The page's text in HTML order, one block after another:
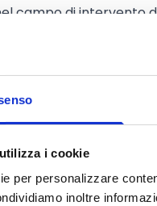
i cookie
per personalizzare
inoltre
campo di intervento
con le quali lo
maturato un adeguato
dell’Avviso;
di UdO
nel campo
per la
di esperienza nel